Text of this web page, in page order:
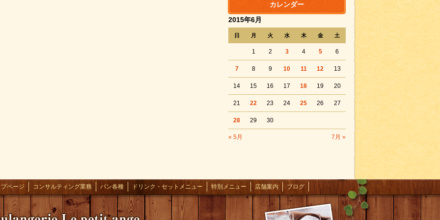
カレンダー
2015年6月
日 月 火 水 木 金 土
« 5月 7月 »
1 2 3 4 5 6
7 8 9 10 11 12 13
14 15 16 17 18 19 20
21 22 23 24 25 26 27
28 29 30
ページ コンサルティング業務 パン各種 ドリンク・セットメニュー 特別メニュー 店舗案内 ブログ